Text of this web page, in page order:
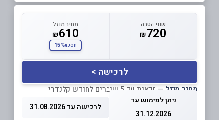
שווי הטבה
₪720
מחיר מוזל
₪610
חסכת15%
לרכישה >
מחיר מוזל — זכאות עד 5 שוברים לחודש קלנדרי
ניתן למימוש עד
31.12.2026
לרכישה עד 31.08.2026